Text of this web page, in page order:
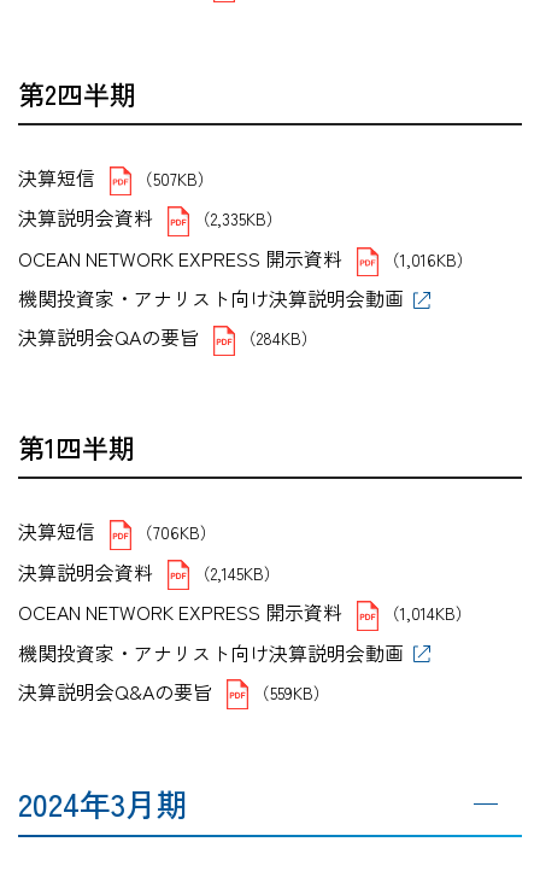
第2四半期
決算短信 （507KB）
決算説明会資料 （2,335KB）
OCEAN NETWORK EXPRESS 開示資料 （1,016KB）
機関投資家・アナリスト向け決算説明会動画
決算説明会QAの要旨
（284KB）
第1四半期
決算短信 （706KB）
決算説明会資料 （2,145KB）
OCEAN NETWORK EXPRESS 開示資料 （1,014KB）
機関投資家・アナリスト向け決算説明会動画
決算説明会Q&Aの要旨
（559KB）
2024年3月期